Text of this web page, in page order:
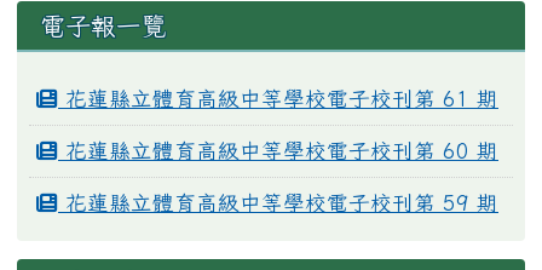
電子報一覽
花蓮縣立體育高級中等學校電子校刊第 61 期
花蓮縣立體育高級中等學校電子校刊第 60 期
花蓮縣立體育高級中等學校電子校刊第 59 期